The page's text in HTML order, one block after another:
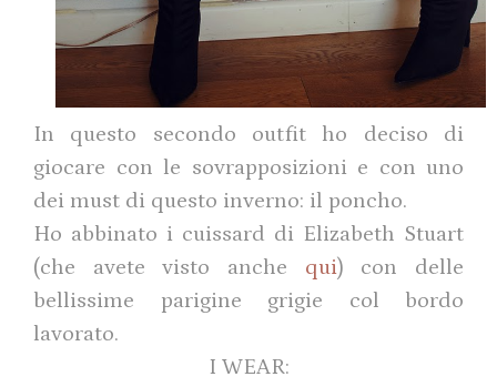
In questo secondo outfit ho deciso di
giocare con le sovrapposizioni e con uno
dei must di questo inverno: il poncho.
Ho abbinato i cuissard di Elizabeth Stuart
(che avete visto anche qui) con delle
bellissime parigine grigie col bordo
lavorato.
I WEAR: